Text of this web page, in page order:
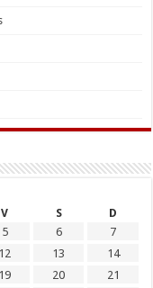
V S
D
5 6
7
12 13
14
19 20
21